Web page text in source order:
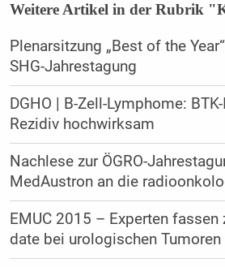
Weitere Artikel in der Rubrik
Plenarsitzung „Best of the
SHG-Jahrestagung
DGHO | B-Zell-Lymphome:
Rezidiv hochwirksam
Nachlese zur ÖGRO-
MedAustron an die
EMUC 2015 – Experten
date bei urologischen Tumoren